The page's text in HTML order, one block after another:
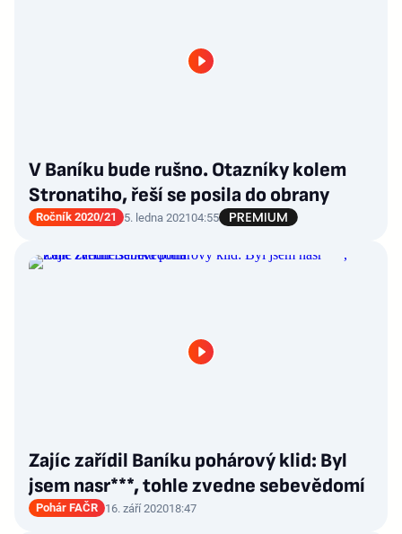
V Baníku bude rušno. Otazníky kolem
Stronatiho, řeší se posila do obrany
Ročník 2020/21 5. ledna 202104:55
Zajíc zařídil Baníku pohárový klid: Byl
jsem nasr***, tohle zvedne sebevědomí
Pohár FAČR 16. září 202018:47